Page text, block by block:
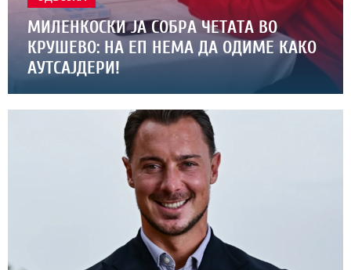
МИЛЕНКОСКИ ЈА СОБРА ЧЕТАТА ВО
КРУШЕВО: НА ЕП НЕМА ДА ОДИМЕ КАКО
АУТСАЈДЕРИ!